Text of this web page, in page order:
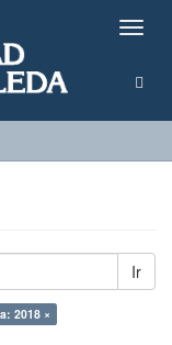
Ir
2018 ×